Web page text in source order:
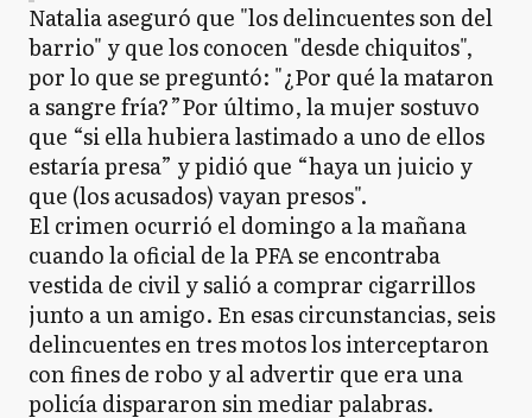
Natalia aseguró que "los delincuentes son del
barrio" y que los conocen "desde chiquitos",
por lo que se preguntó: "¿Por qué la mataron
a sangre fría?”Por último, la mujer sostuvo
que “si ella hubiera lastimado a uno de ellos
estaría presa” y pidió que “haya un juicio y
que (los acusados) vayan presos".
El crimen ocurrió el domingo a la mañana
cuando la oficial de la PFA se encontraba
vestida de civil y salió a comprar cigarrillos
junto a un amigo. En esas circunstancias, seis
delincuentes en tres motos los interceptaron
con fines de robo y al advertir que era una
policía dispararon sin mediar palabras.